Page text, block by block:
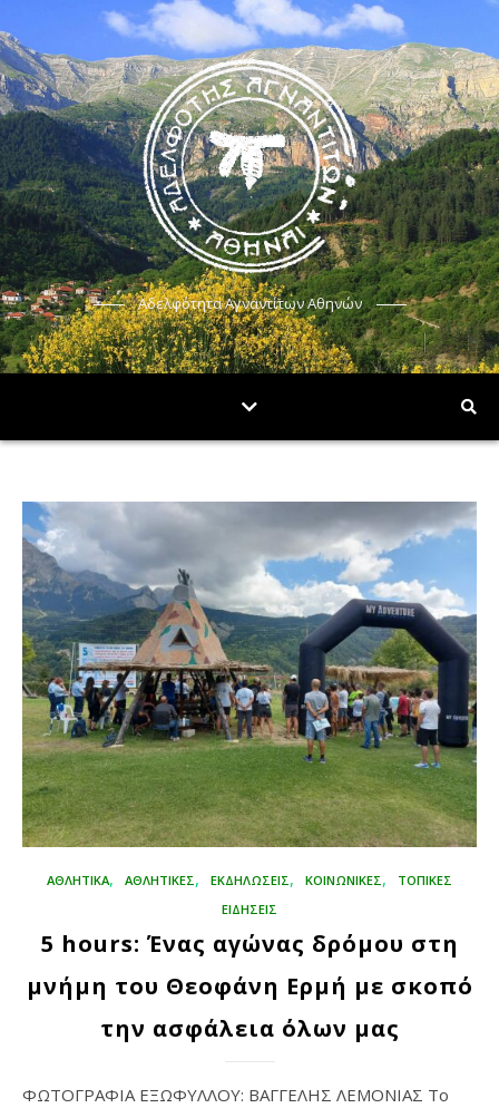
Αδελφότητα Αγναντίτων Αθηνών
ΑΘΛΗΤΙΚΑ, ΑΘΛΗΤΙΚΈΣ, ΕΚΔΗΛΏΣΕΙΣ, ΚΟΙΝΩΝΙΚΈΣ,
ΤΟΠΙΚΕΣ
ΕΙΔΗΣΕΙΣ
5 hours: Ένας αγώνας δρόμου στη
μνήμη του Θεοφάνη Ερμή με σκοπό
την ασφάλεια όλων μας
ΦΩΤΟΓΡΑΦΙΑ ΕΞΩΦΥΛΛΟΥ: ΒΑΓΓΕΛΗΣ ΛΕΜΟΝΙΑΣ Το